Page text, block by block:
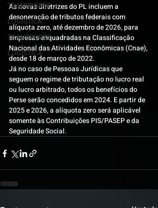
TRANSPORTE
LOGISTICA
TRANSPORTE
LOGISTICA
As novas diretrizes do PL incluem a
desoneração de tributos federais com
alíquota zero, até dezembro de 2026, para
empresas enquadradas na Classificação
Nacional das Atividades Econômicas (Cnae),
desde 18 de março de 2022.
Já no caso de Pessoas Jurídicas que
seguem o regime de tributação no lucro real
ou lucro arbitrado, todos os benefícios do
Perse serão concedidos em 2024. E partir de
2025 e 2026, a alíquota zero será aplicável
somente às Contribuições PIS/PASEP e da
Seguridade Social.